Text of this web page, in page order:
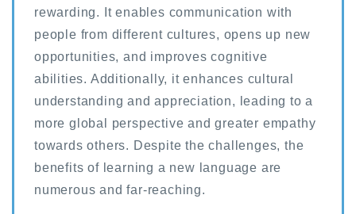
rewarding. It enables communication with
people from different cultures, opens up new
opportunities, and improves cognitive
abilities. Additionally, it enhances cultural
understanding and appreciation, leading to a
more global perspective and greater empathy
towards others. Despite the challenges, the
benefits of learning a new language are
numerous and far-reaching.